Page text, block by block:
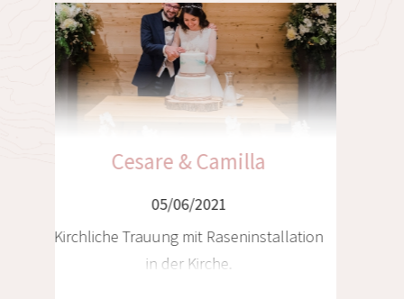
Christian & Franziska
05/06/2021
Tiroler Hochzeit im Chalet mit Heli-
Transfer nach Venedig und Toskana, 3